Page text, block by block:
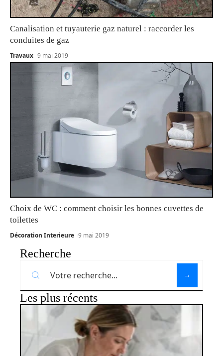
Canalisation et tuyauterie gaz naturel : raccorder les
conduites de gaz
Travaux 9 mai 2019
Choix de WC : comment choisir les bonnes cuvettes de
toilettes
Décoration Interieure 9 mai 2019
Recherche
Les plus récents